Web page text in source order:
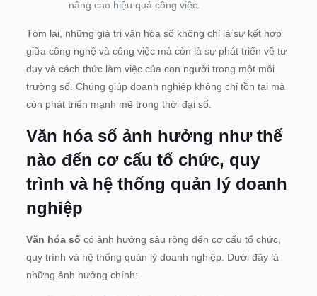
nâng cao hiệu quả công việc.
Tóm lại, những giá trị văn hóa số không chỉ là sự kết hợp
giữa công nghệ và công việc mà còn là sự phát triển về tư
duy và cách thức làm việc của con người trong một môi
trường số. Chúng giúp doanh nghiệp không chỉ tồn tại mà
còn phát triển mạnh mẽ trong thời đại số.
Văn hóa số ảnh hưởng như thế
nào đến cơ cấu tổ chức, quy
trình và hệ thống quản lý doanh
nghiệp
Văn hóa số có ảnh hưởng sâu rộng đến cơ cấu tổ chức,
quy trình và hệ thống quản lý doanh nghiệp. Dưới đây là
những ảnh hưởng chính: